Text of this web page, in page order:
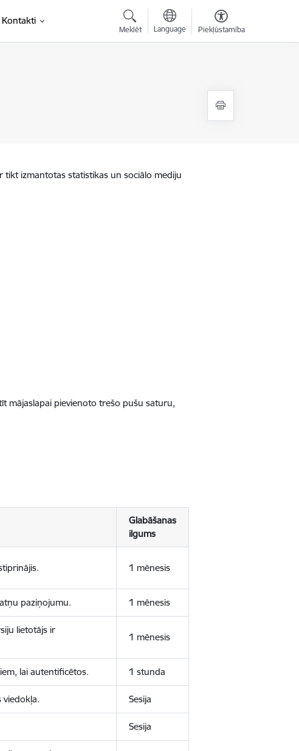
Kontakti
Meklēt Language Piekļūstamība
tikt izmantotas statistikas un sociālo mediju
mājaslapai pievienoto trešo pušu saturu,
Glabāšanas
ilgums
1 mēnesis
paziņojumu. 1 mēnesis
lietotājs ir
1 mēnesis
lai autentificētos. 1 stunda
viedokļa. Sesija
Sesija